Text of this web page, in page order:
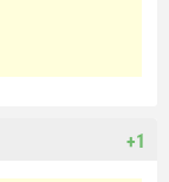
+1